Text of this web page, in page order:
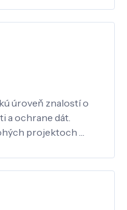
úroveň znalostí o
a ochrane dát.
projektoch …